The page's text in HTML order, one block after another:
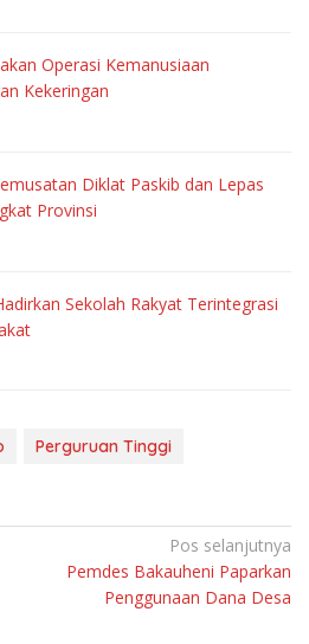
Operasi Kemanusiaan
Kekeringan
Diklat Paskib dan Lepas
Provinsi
Sekolah Rakyat Terintegrasi
Perguruan Tinggi
Pos selanjutnya
Pemdes Bakauheni Paparkan
Penggunaan Dana Desa